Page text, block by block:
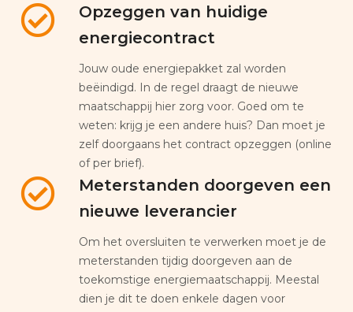
Opzeggen van huidige
energiecontract
Jouw oude energiepakket zal worden
beëindigd. In de regel draagt de nieuwe
maatschappij hier zorg voor. Goed om te
weten: krijg je een andere huis? Dan moet je
zelf doorgaans het contract opzeggen (online
of per brief).
Meterstanden doorgeven een
nieuwe leverancier
Om het oversluiten te verwerken moet je de
meterstanden tijdig doorgeven aan de
toekomstige energiemaatschappij. Meestal
dien je dit te doen enkele dagen voor